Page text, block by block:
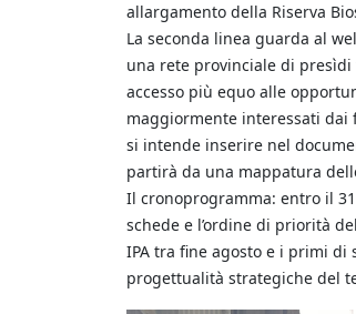
allargamento della Riserva
La seconda linea guarda al
una rete provinciale di
accesso più equo alle
maggiormente interessati dai
si intende inserire nel
partirà da una mappatura
Il cronoprogramma: entro il
schede e l’ordine di priorità
IPA tra fine agosto e i primi
progettualità strategiche del